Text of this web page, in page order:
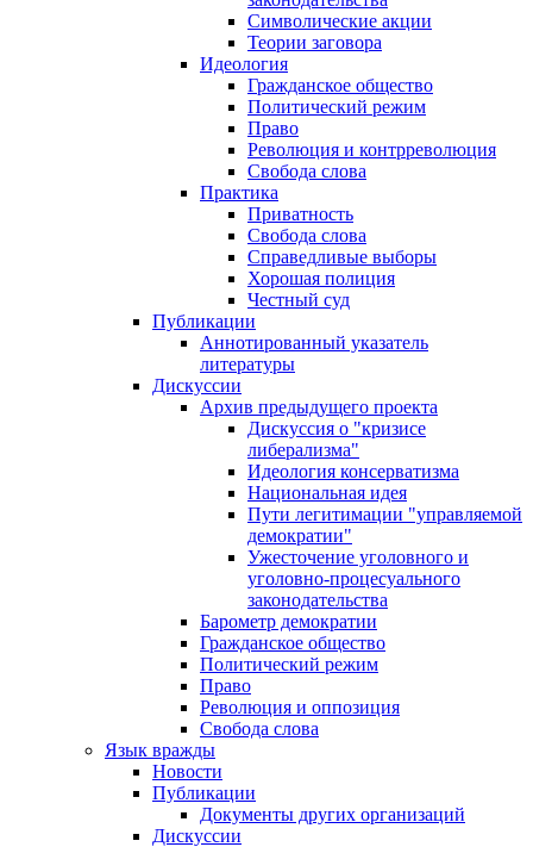
Символические акции
Теории заговора
Идеология
Гражданское общество
Политический режим
Право
Революция и контрреволюция
Свобода слова
Практика
Приватность
Свобода слова
Справедливые выборы
Хорошая полиция
Честный суд
Публикации
Аннотированный указатель
литературы
Дискуссии
Архив предыдущего проекта
Дискуссия о "кризисе
либерализма"
Идеология консерватизма
Национальная идея
Пути легитимации "управляемой
демократии"
Ужесточение уголовного и
уголовно-процесуального
законодательства
Барометр демократии
Гражданское общество
Политический режим
Право
Революция и оппозиция
Свобода слова
Язык вражды
Новости
Публикации
Документы других организаций
Дискуссии